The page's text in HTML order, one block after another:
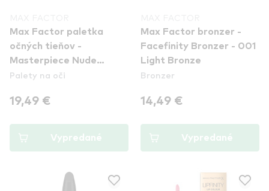
Max Factor paletka
očných tieňov -
Masterpiece Nude
Palette - 001
Palety na oči
19,49 €
Vypredané
Max Factor bronzer -
Facefinity Bronzer - 001
Light Bronze
Bronzer
14,49 €
Vypredané